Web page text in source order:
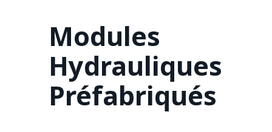
Modules
Hydrauliques
Préfabriqués